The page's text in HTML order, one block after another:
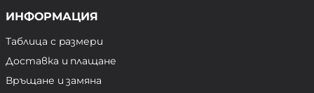
ИНФОРМАЦИЯ
Таблица с размери
Доставка и плащане
Връщане и замяна